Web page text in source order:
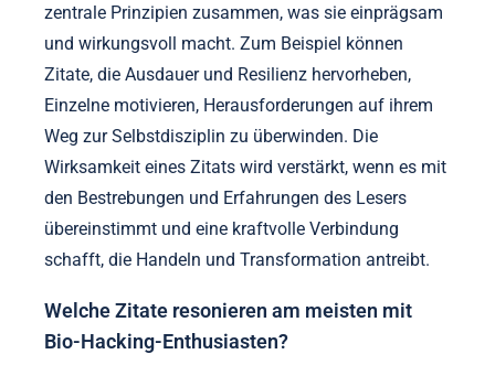
zentrale Prinzipien zusammen, was sie einprägsam
und wirkungsvoll macht. Zum Beispiel können
Zitate, die Ausdauer und Resilienz hervorheben,
Einzelne motivieren, Herausforderungen auf ihrem
Weg zur Selbstdisziplin zu überwinden. Die
Wirksamkeit eines Zitats wird verstärkt, wenn es mit
den Bestrebungen und Erfahrungen des Lesers
übereinstimmt und eine kraftvolle Verbindung
schafft, die Handeln und Transformation antreibt.
Welche Zitate resonieren am meisten mit
Bio-Hacking-Enthusiasten?